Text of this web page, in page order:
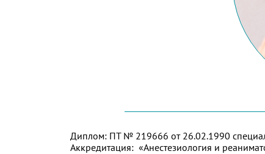
Диплом: ПТ № 219666 от 26.02.1990
Аккредитация: «Анестезиология и